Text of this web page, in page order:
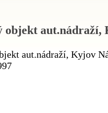
objekt aut.nádraží,
aut.nádraží, Kyjov